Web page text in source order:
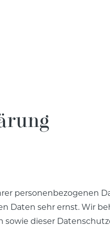
personenbezogenen
Daten sehr ernst. Wir
dieser